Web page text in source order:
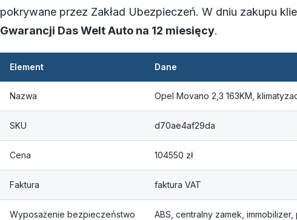
pokrywane przez Zakład Ubezpieczeń. W dniu zakupu
Gwarancji Das Welt Auto na 12 miesięcy.
Element Dane
Nazwa Opel Movano 2,3 163KM,
SKU d70ae4af29da
Cena 104550 zł
Faktura faktura VAT
Wyposażenie bezpieczeństwo ABS, centralny zamek,